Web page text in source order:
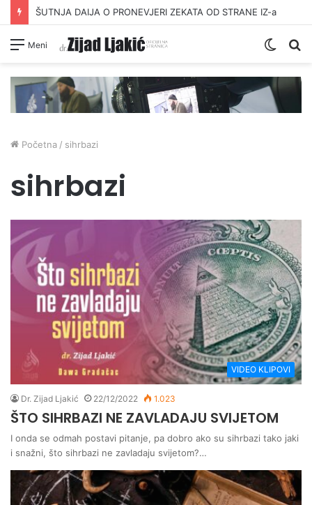
ŠUTNJA DAIJA O PRONEVJERI ZEKATA OD STRANE IZ-a
Meni
Switch
Početna / sihrbazi
sihrbazi
VIDEO KLIPOVI
Dr. Zijad Ljakić 22/12/2022 1.023
ŠTO SIHRBAZI NE ZAVLADAJU SVIJETOM
I onda se odmah postavi pitanje, pa dobro ako su sihrbazi tako jaki
i snažni, što sihrbazi ne zavladaju svijetom?…